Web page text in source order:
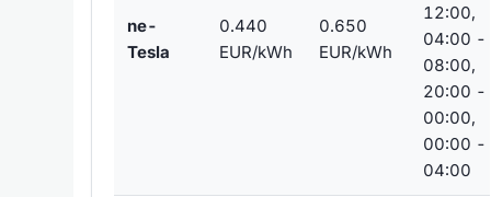
ne-
Tesla
0.440
EUR/kWh
0.650
EUR/kWh
12:00,
04:00 -
08:00,
20:00 -
00:00,
00:00 -
04:00